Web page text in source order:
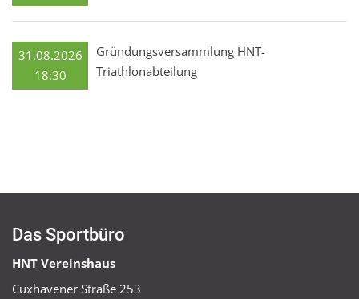
31.08.2026
18:30
Gründungsversammlung HNT-
Triathlonabteilung
Das Sportbüro
HNT Vereinshaus
Cuxhavener Straße 253